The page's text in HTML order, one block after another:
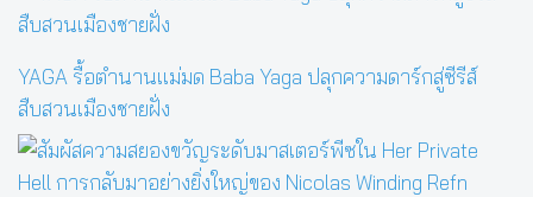
YAGA รื้อตำนานแม่มด Baba Yaga ปลุกความดาร์กสู่ซีรีส์
สืบสวนเมืองชายฝั่ง